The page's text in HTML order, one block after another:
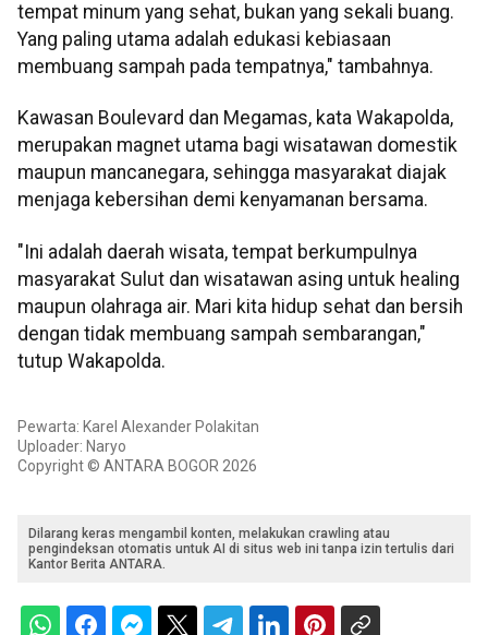
tempat minum yang sehat, bukan yang sekali buang.
Yang paling utama adalah edukasi kebiasaan
membuang sampah pada tempatnya," tambahnya.
Kawasan Boulevard dan Megamas, kata Wakapolda,
merupakan magnet utama bagi wisatawan domestik
maupun mancanegara, sehingga masyarakat diajak
menjaga kebersihan demi kenyamanan bersama.
"Ini adalah daerah wisata, tempat berkumpulnya
masyarakat Sulut dan wisatawan asing untuk healing
maupun olahraga air. Mari kita hidup sehat dan bersih
dengan tidak membuang sampah sembarangan,"
tutup Wakapolda.
Pewarta: Karel Alexander Polakitan
Uploader: Naryo
Copyright © ANTARA BOGOR 2026
Dilarang keras mengambil konten, melakukan crawling atau
pengindeksan otomatis untuk AI di situs web ini tanpa izin tertulis dari
Kantor Berita ANTARA.